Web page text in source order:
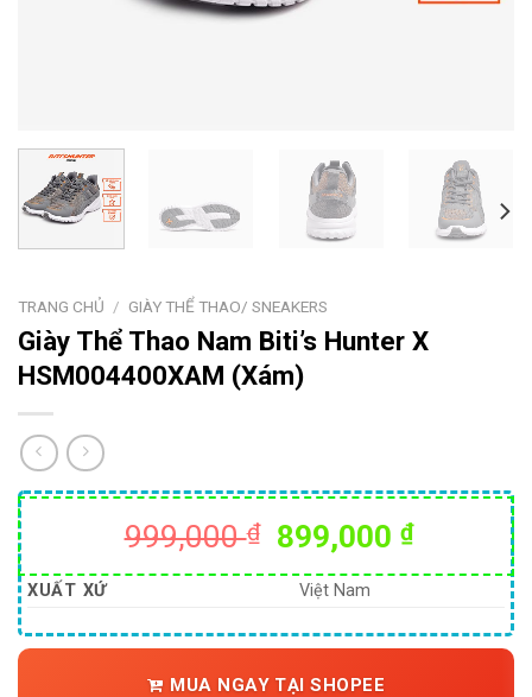
TRANG CHỦ / GIÀY THỂ THAO/ SNEAKERS
Giày Thể Thao Nam Biti’s Hunter X
HSM004400XAM (Xám)
999,000₫
Giá
gốc
là:
999,000 ₫.
899,000₫Giá
hiện
là:
XUẤT XỨ Việt Nam
MUA NGAY TẠI SHOPEE